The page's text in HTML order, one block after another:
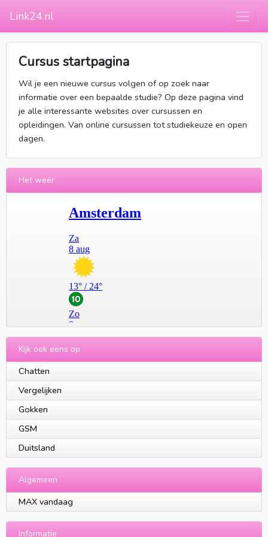
Link24.nl
Cursus startpagina
Wil je een nieuwe cursus volgen of op zoek naar
informatie over een bepaalde studie? Op deze pagina vind
je alle interessante websites over cursussen en
opleidingen. Van online cursussen tot studiekeuze en open
dagen.
Het weer
Kijk ook eens op
Chatten
Vergelijken
Gokken
GSM
Duitsland
Algemeen
MAX vandaag
Informatie